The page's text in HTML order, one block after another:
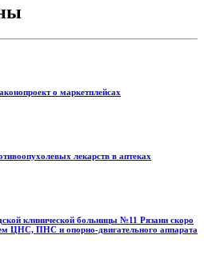
о маркетплейсах
лекарств в аптеках
клинической больницы №11 Рязани скоро
ЦНС, ПНС и опорно-двигательного аппарата